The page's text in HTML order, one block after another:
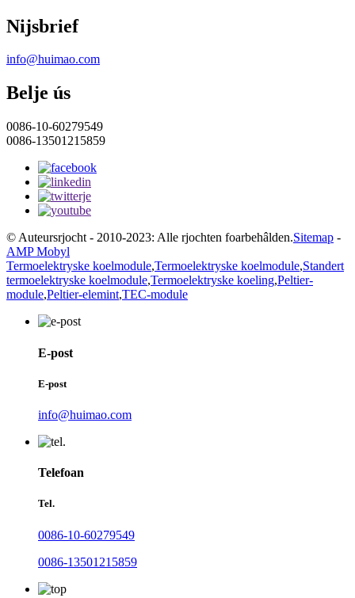
Nijsbrief
info@huimao.com
Belje ús
0086-10-60279549
0086-13501215859
© Auteursrjocht - 2010-2023: Alle rjochten foarbehâlden.Sitemap -
AMP Mobyl
Termoelektryske koelmodule,Termoelektryske koelmodule,Standert
termoelektryske koelmodule,Termoelektryske koeling,Peltier-
module,Peltier-elemint,TEC-module
E-post
E-post
info@huimao.com
Telefoan
Tel.
0086-10-60279549
0086-13501215859